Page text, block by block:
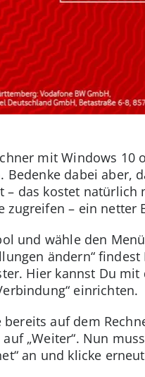
mit Windows 10
dabei aber,
das kostet natürlich
zugreifen – ein netter
und wähle den
ändern“
Hier kannst Du
einrichten.
auf dem
„Weiter“. Nun
an und klicke